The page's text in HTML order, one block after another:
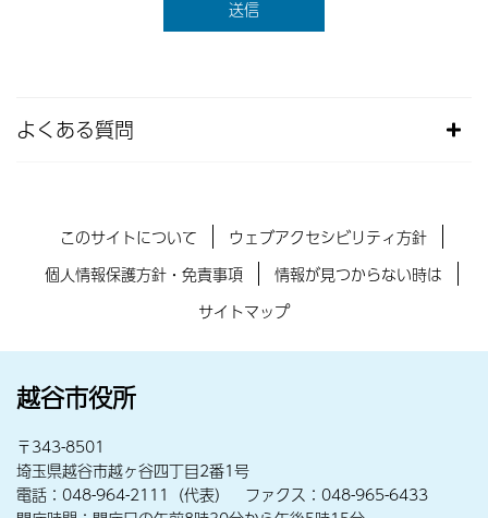
よくある質問
このサイトについて
ウェブアクセシビリティ方針
個人情報保護方針・免責事項
情報が見つからない時は
サイトマップ
越谷市役所
〒343-8501
埼玉県越谷市越ヶ谷四丁目2番1号
電話：048-964-2111（代表） ファクス：048-965-6433